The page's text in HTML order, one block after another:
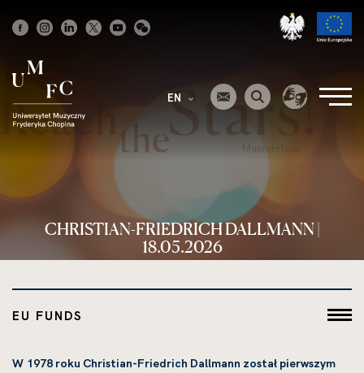
Strona
EN
CHRISTIAN-FRIEDRICH DALLMANN |
18.05.2026
EU FUNDS
W 1978 roku Christian-Friedrich Dallmann został pierwszym